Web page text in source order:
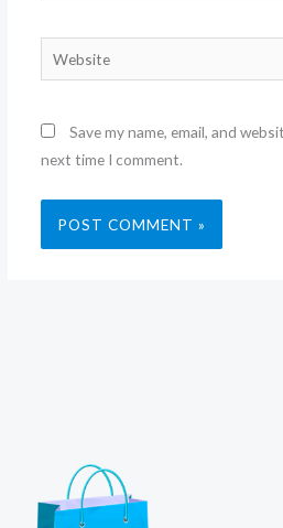
Website
Save my name, email, and
next time I comment.